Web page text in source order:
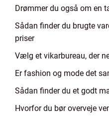
Drømmer du også om en
Sådan finder du brugte
priser
Vælg et vikarbureau, der
Er fashion og mode det
Sådan finder du et godt
Hvorfor du bør overveje